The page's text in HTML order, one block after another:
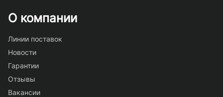
О компании
Линии поставок
Новости
Гарантии
Отзывы
Вакансии